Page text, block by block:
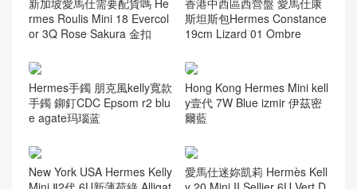
隨機推薦
愛馬仕拖鞋 Hong Kong Her
mes Epsom Oran sandal 10
Craie 奶昔白
澳大利亞愛馬仕包包 凱莉包
官網 Hermes Kelly 28cm 7F
Bleu Paon 孔雀藍
新加坡愛馬仕需要配貨嗎 He
rmes Roulis Mini 18 Evercol
or 3Q Rose Sakura 金扣
香港中西區西營盤 愛馬仕康
斯坦斯包Hermes Constance
19cm Lizard 01 Ombre